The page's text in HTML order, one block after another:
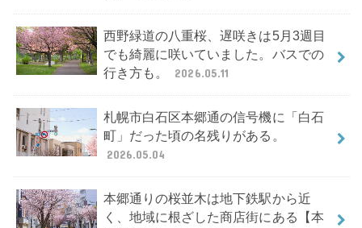
西野緑道の八重桜、遅咲きは5月3週目
でも綺麗に咲いていました。バスでの
行き方も。
2026.05.11
札幌市白石区本郷通の信号機に「白石
町」だった頃の名残りがある。
2026.05.04
本郷通りの桜並木は地下鉄駅から近
く、地域に根ざした商店街にある【本